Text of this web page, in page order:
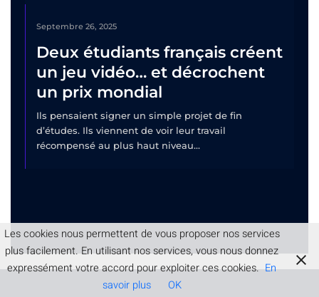
Septembre 26, 2025
Deux étudiants français créent
un jeu vidéo… et décrochent
un prix mondial
Ils pensaient signer un simple projet de fin
d’études. Ils viennent de voir leur travail
récompensé au plus haut niveau...
Les cookies nous permettent de vous proposer nos services
plus facilement. En utilisant nos services, vous nous donnez
expressément votre accord pour exploiter ces cookies. En
savoir plus
OK